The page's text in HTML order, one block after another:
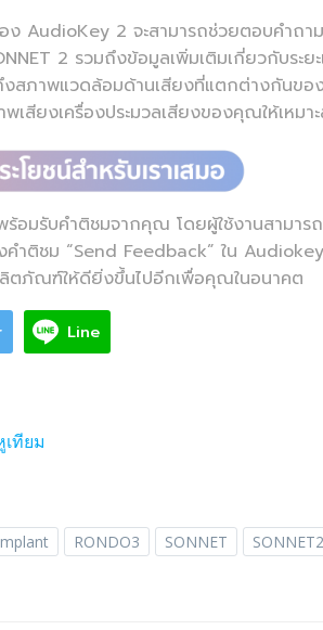
AudioKey 2 จะสามารถช่วยตอบคำถาม
2 รวมถึงข้อมูลเพิ่มเติมเกี่ยวกับระยะ
สภาพแวดล้อมด้านเสียงที่แตกต่างกันขอ
ยงเครื่องประมวลเสียงของคุณให้เหมา
อมรับคำติชมจากคุณ โดยผู้ใช้งานสามา
ำติชม “Send Feedback” ใน
ตภัณฑ์ให้ดียิ่งขึ้นไปอีกเพื่อคุณในอนาคต
Line
ทียม
RONDO3 SONNET SONNET2